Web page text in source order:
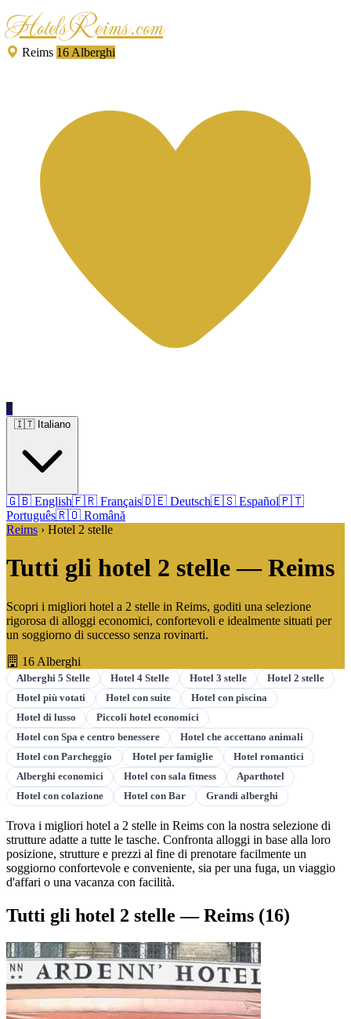
HotelsReims.com
Reims 16 Alberghi
0
🇬🇧 English🇫🇷 Français🇩🇪 Deutsch🇪🇸 Español🇵🇹
Português🇷🇴 Română
Reims › Hotel 2 stelle
Tutti gli hotel 2 stelle — Reims
Scopri i migliori hotel a 2 stelle in Reims, goditi una selezione
rigorosa di alloggi economici, confortevoli e idealmente situati per
un soggiorno di successo senza rovinarti.
16 Alberghi
Alberghi 5 Stelle Hotel 4 Stelle Hotel 3 stelle
Hotel 2 stelle
Hotel più votati
Hotel con suite
Hotel con piscina
Hotel di lusso
Piccoli hotel economici
Hotel con Spa e centro benessere
Hotel che accettano animali
Hotel con Parcheggio
Hotel per famiglie
Hotel romantici
Alberghi economici
Hotel con sala fitness
Aparthotel
Hotel con colazione
Hotel con Bar Grandi alberghi
Trova i migliori hotel a 2 stelle in Reims con la nostra selezione di
strutture adatte a tutte le tasche. Confronta alloggi in base alla loro
posizione, strutture e prezzi al fine di prenotare facilmente un
soggiorno confortevole e conveniente, sia per una fuga, un viaggio
d'affari o una vacanza con facilità.
Tutti gli hotel 2 stelle — Reims (16)